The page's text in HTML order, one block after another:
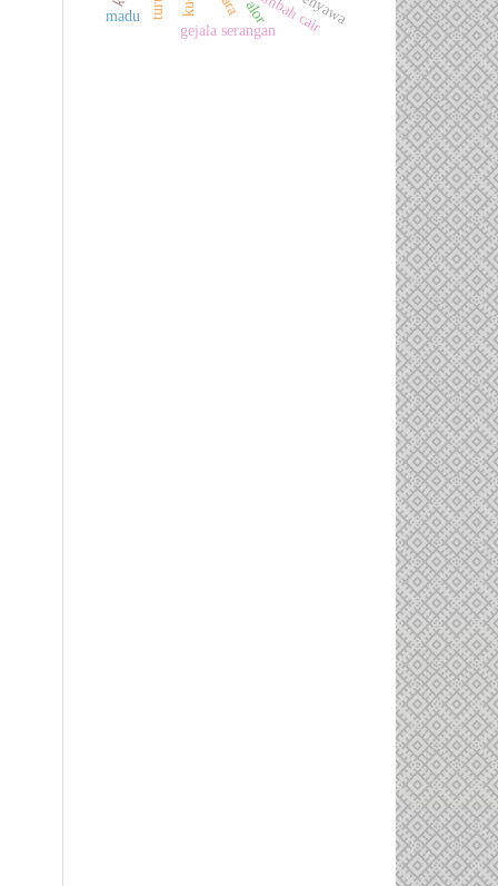
gejala seranganlimbah cair
madu alor